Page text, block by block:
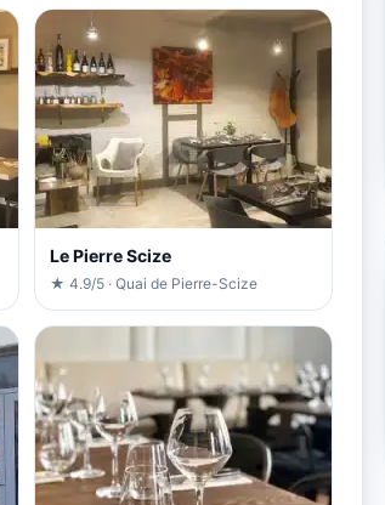
Le Pierre Scize
★ 4.9/5 · Quai de Pierre-Scize